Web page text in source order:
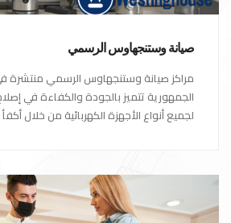
صيانة وستنجهاوس الرسمي
مراكز صيانة وستنجهاوس الرسمي منتشرة
الجمهورية تتميز بالجودة والكفاءة في
لجميع أنواع الأجهزة الكهربائية من خلال